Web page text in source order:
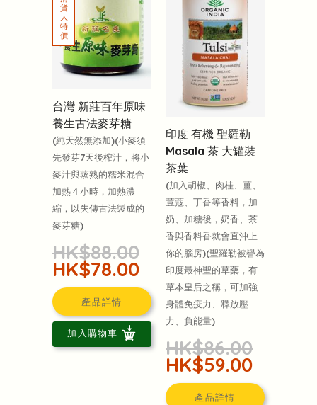
台灣 ‎新莊百年原味
養生古法麥芽糖
(純天然無添加)(小麥須
先發芽7天後榨汁，將小
麥汁與蒸熟的糯米混合
加熱４小時，加熱濃
縮，以失傳古法製成的
麥芽糖)
HK$88.00
HK$78.00
產品詳情
加入購物車
印度 有機 聖羅勒
Masala 茶 大罐裝
茶葉
(加入胡椒、肉桂、薑、
荳蔻、丁香等香料，加
奶、加糖後，奶香、茶
香與香料香就會直沖上
你的腦房)(聖羅勒被譽為
印度最神聖的草藥，有
草本皇后之稱，可加強
身體免疫力、釋放壓
力、負能量)
HK$86.00
HK$59.00
產品詳情